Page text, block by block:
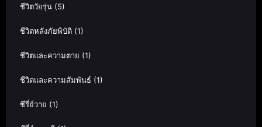
ชีวิตวัยรุ่น (5)
ชีวิตหลังภัยพิบัติ (1)
ชีวิตและความตาย (1)
ชีวิตและความสัมพันธ์ (1)
ซีรี่ย์วาย (1)